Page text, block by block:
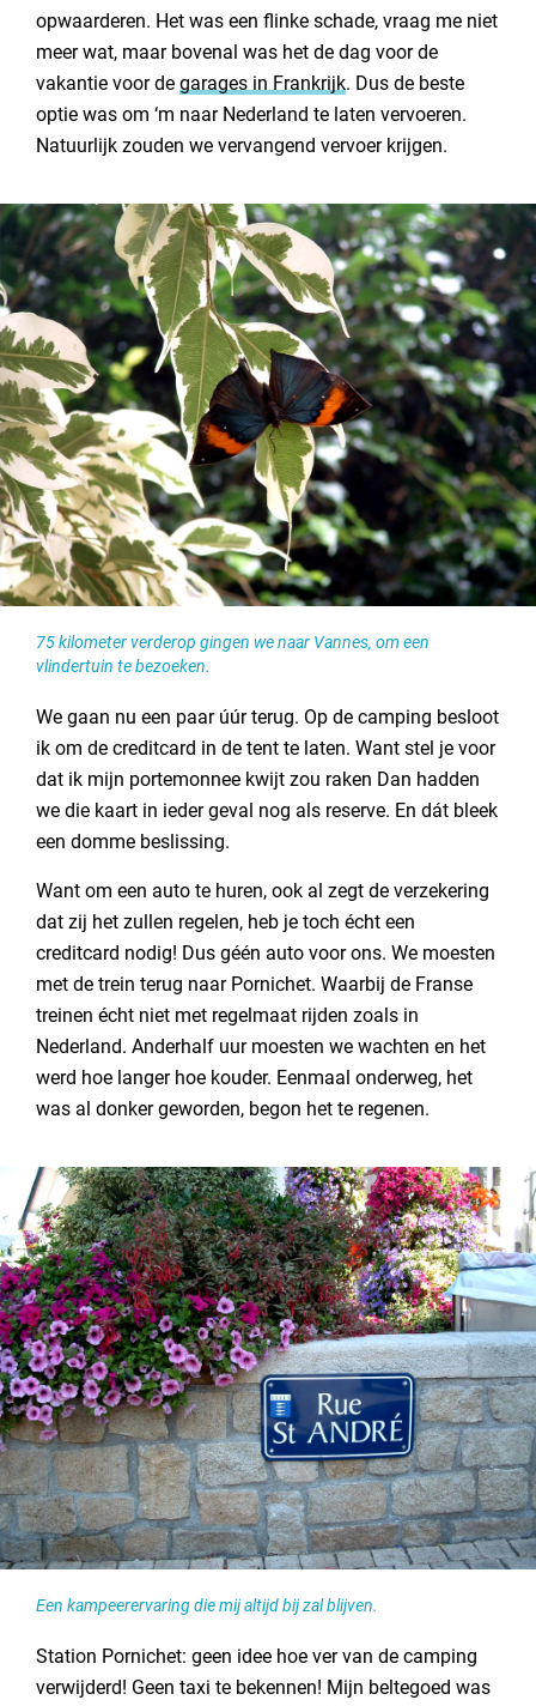
opwaarderen. Het was een flinke schade, vraag me niet
meer wat, maar bovenal was het de dag voor de
vakantie voor de garages in Frankrijk. Dus de beste
optie was om ‘m naar Nederland te laten vervoeren.
Natuurlijk zouden we vervangend vervoer krijgen.
75 kilometer verderop gingen we naar Vannes, om een
vlindertuin te bezoeken.
We gaan nu een paar úúr terug. Op de camping besloot
ik om de creditcard in de tent te laten. Want stel je voor
dat ik mijn portemonnee kwijt zou raken Dan hadden
we die kaart in ieder geval nog als reserve. En dát bleek
een domme beslissing.
Want om een auto te huren, ook al zegt de verzekering
dat zij het zullen regelen, heb je toch écht een
creditcard nodig! Dus géén auto voor ons. We moesten
met de trein terug naar Pornichet. Waarbij de Franse
treinen écht niet met regelmaat rijden zoals in
Nederland. Anderhalf uur moesten we wachten en het
werd hoe langer hoe kouder. Eenmaal onderweg, het
was al donker geworden, begon het te regenen.
Een kampeerervaring die mij altijd bij zal blijven.
Station Pornichet: geen idee hoe ver van de camping
verwijderd! Geen taxi te bekennen! Mijn beltegoed was